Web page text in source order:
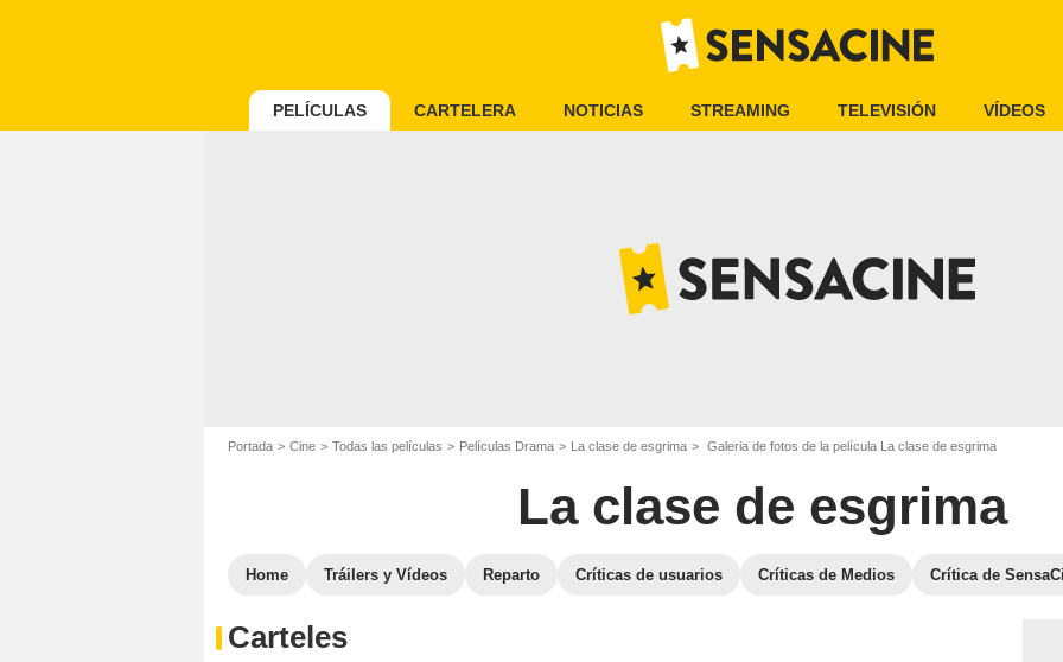
PELÍCULAS CARTELERA NOTICIAS STREAMING TELEVISIÓN VÍDEOS
Portada Cine Todas las películas Películas Drama La clase de esgrima Galeria de fotos de la película La clase de esgrima
La clase de esgrima
Home Tráilers y Vídeos Reparto Críticas de usuarios Críticas de Medios Crítica de
Carteles